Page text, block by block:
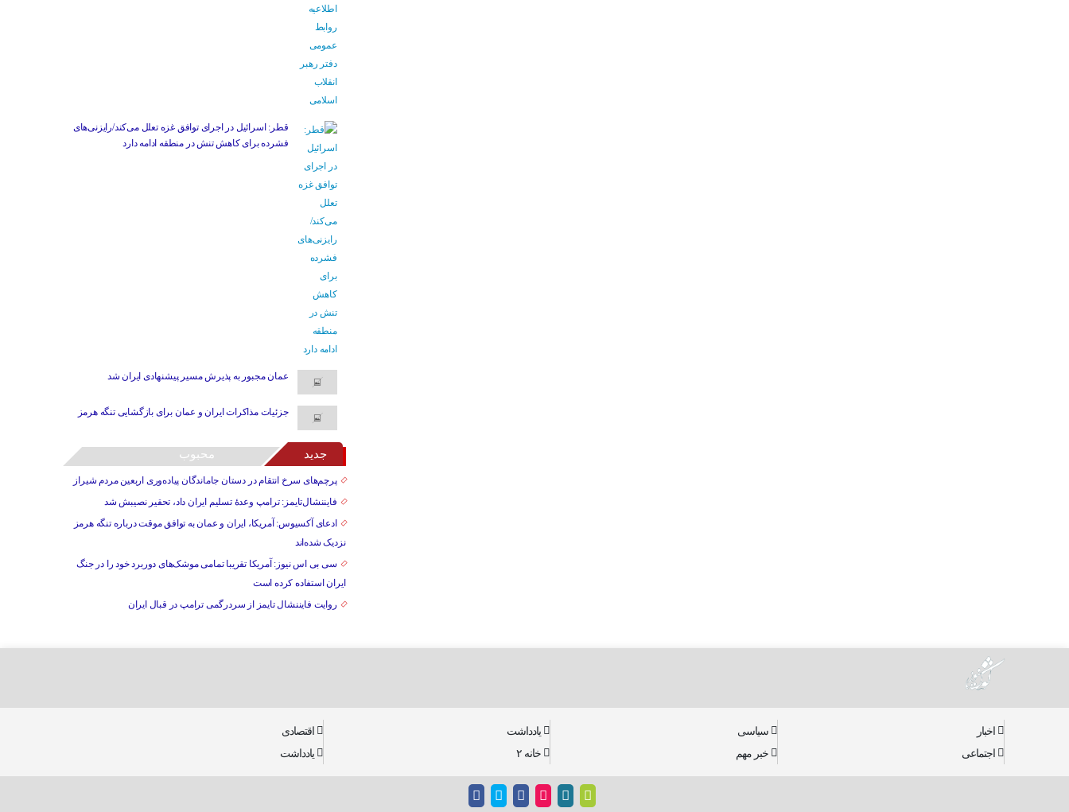
قطر: اسرائیل در اجرای توافق غزه تعلل می‌کند/رایزنی‌های
فشرده برای کاهش تنش در منطقه ادامه دارد
عمان مجبور به پذیرش مسیر پیشنهادی ایران شد
جزئیات مذاکرات ایران و عمان برای بازگشایی تنگه هرمز
جدید محبوب
پرچم‌های سرخ انتقام در دستان جاماندگان پیاده‌وری اربعین مردم شیراز
فایننشال‌تایمز: ترامپ وعدۀ تسلیم ایران داد، تحقیر نصیبش شد
ادعای آکسیوس: آمریکا، ایران و عمان به توافق موقت درباره تنگه هرمز
نزدیک شده‌اند
سی بی اس نیوز: آمریکا تقریبا تمامی موشک‌های دوربرد خود را در جنگ
ایران استفاده کرده است
روایت فایننشال تایمز از سردرگمی ترامپ در قبال ایران
اخبار سیاسی یادداشت
اقتصادی
اجتماعی
خبر مهم خانه ۲ یادداشت